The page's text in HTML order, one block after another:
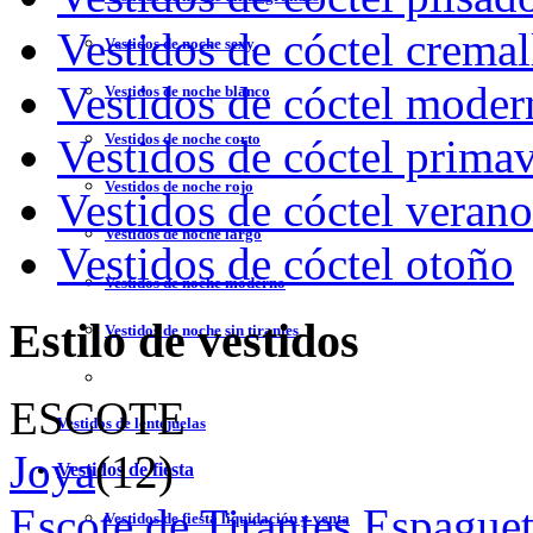
Vestidos de noche sexy
Vestidos de noche blanco
Vestidos de noche corto
Vestidos de noche rojo
Vestidos de noche largo
Vestidos de noche moderno
Vestidos de noche sin tirantes
Vestidos de lentejuelas
Vestidos de fiesta
Vestidos de fiesta liquidación y venta
Vestidos de cóctel
Vestidos de cóctel
Vestidos de cóctel
Vestidos de cóctel verano
Vestidos de cóctel otoño
Estilo de vestidos
ESCOTE
Joya(12)